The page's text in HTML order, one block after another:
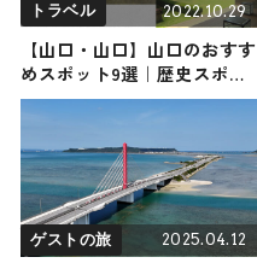
トラベル 2022.10.29
【山口・山口】山口のおすす
めスポット9選｜歴史スポッ
トから最新スポーツまでご紹
介します
ゲストの旅 2025.04.12